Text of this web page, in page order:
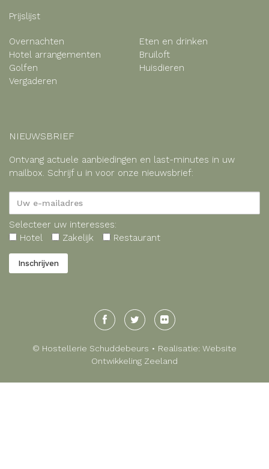
Prijslijst
Overnachten
Hotel arrangementen
Golfen
Vergaderen
Eten en drinken
Bruiloft
Huisdieren
NIEUWSBRIEF
Ontvang actuele aanbiedingen en last-minutes in uw
mailbox. Schrijf u in voor onze nieuwsbrief:
Selecteer uw interesses:
Hotel
Zakelijk Restaurant
© Hostellerie Schuddebeurs • Realisatie: Website
Ontwikkeling Zeeland